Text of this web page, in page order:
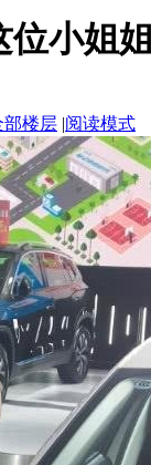
位小姐
部楼层 |阅读模式